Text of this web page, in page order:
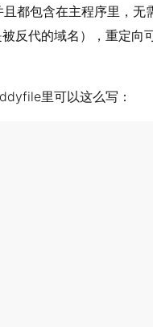
都包含在主程序里，无
反代的域名），重定向
里可以这么写：